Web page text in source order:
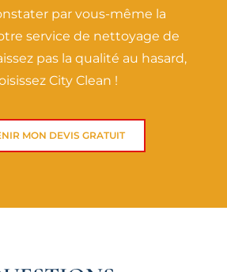
par vous-même la
service de nettoyage de
pas la qualité au hasard,
City Clean !
MON DEVIS GRATUIT